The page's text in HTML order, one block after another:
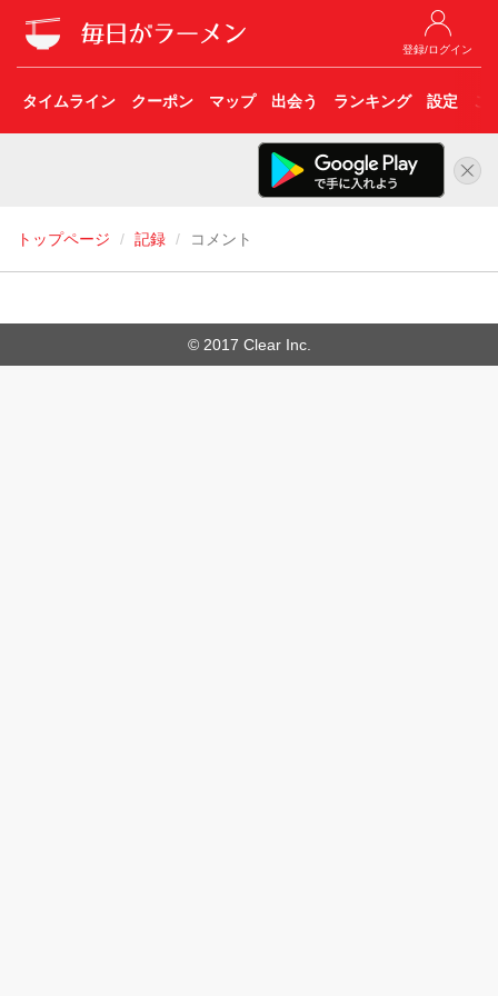
登録/ログイン
タイムライン クーポン マップ 出会う ランキング 設定 こ
トップページ 記録 コメント
© 2017 Clear Inc.